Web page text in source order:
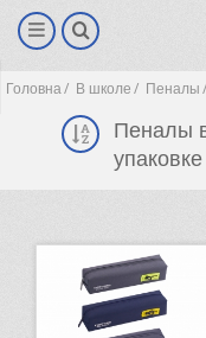
Головна В школе Пеналы
Пеналы
упаковке